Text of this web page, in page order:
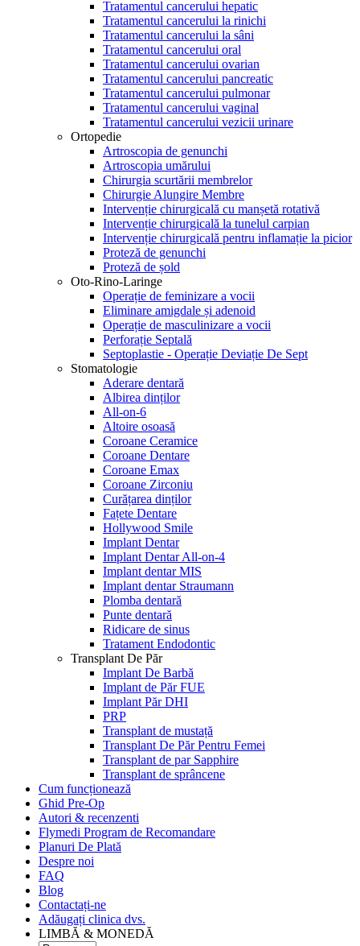
Tratamentul cancerului hepatic
Tratamentul cancerului la rinichi
Tratamentul cancerului la sâni
Tratamentul cancerului oral
Tratamentul cancerului ovarian
Tratamentul cancerului pancreatic
Tratamentul cancerului pulmonar
Tratamentul cancerului vaginal
Tratamentul cancerului vezicii urinare
Ortopedie
Artroscopia de genunchi
Artroscopia umărului
Chirurgia scurtării membrelor
Chirurgie Alungire Membre
Intervenție chirurgicală cu manșetă rotativă
Intervenție chirurgicală la tunelul carpian
Intervenție chirurgicală pentru inflamație la picior
Proteză de genunchi
Proteză de șold
Oto-Rino-Laringe
Operație de feminizare a vocii
Eliminare amigdale și adenoid
Operație de masculinizare a vocii
Perforație Septală
Septoplastie - Operație Deviație De Sept
Stomatologie
Aderare dentară
Albirea dinților
All-on-6
Altoire osoasă
Coroane Ceramice
Coroane Dentare
Coroane Emax
Coroane Zirconiu
Curățarea dinților
Fațete Dentare
Hollywood Smile
Implant Dentar
Implant Dentar All-on-4
Implant dentar MIS
Implant dentar Straumann
Plomba dentară
Punte dentară
Ridicare de sinus
Tratament Endodontic
Transplant De Păr
Implant De Barbă
Implant de Păr FUE
Implant Păr DHI
PRP
Transplant de mustață
Transplant De Păr Pentru Femei
Transplant de par Sapphire
Transplant de sprâncene
Cum funcționează
Ghid Pre-Op
Autori & recenzenti
Flymedi Program de Recomandare
Planuri De Plată
Despre noi
FAQ
Blog
Contactați-ne
Adăugați clinica dvs.
LIMBĂ & MONEDĂ